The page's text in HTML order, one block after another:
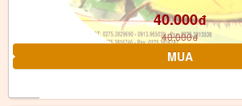
40.000đ
40.000đ